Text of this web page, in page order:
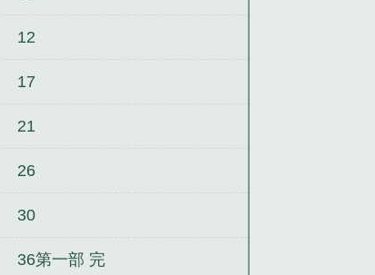
12
17
21
26
30
36第一部 完